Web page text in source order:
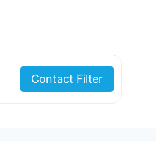
Contact Filter